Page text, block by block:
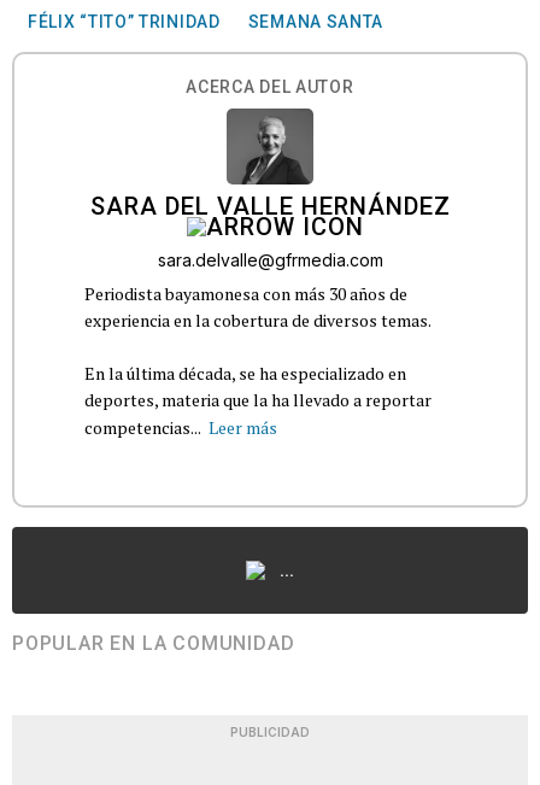
FÉLIX “TITO” TRINIDAD SEMANA SANTA
ACERCA DEL AUTOR
SARA DEL VALLE HERNÁNDEZ
sara.delvalle@gfrmedia.com
Periodista bayamonesa con más 30 años de
experiencia en la cobertura de diversos temas.
En la última década, se ha especializado en
deportes, materia que la ha llevado a reportar
competencias... Leer más
...
POPULAR EN LA COMUNIDAD
PUBLICIDAD